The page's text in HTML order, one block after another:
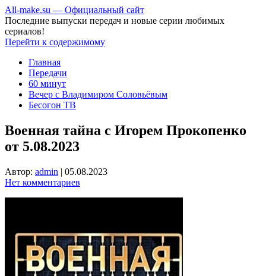
All-make.su — Официальный сайт
Последние выпуски передач и новые серии любимых
сериалов!
Перейти к содержимому
Главная
Передачи
60 минут
Вечер с Владимиром Соловьёвым
Бесогон ТВ
Военная тайна с Игорем Прокопенко
от 5.08.2023
Автор: admin | 05.08.2023
Нет комментариев